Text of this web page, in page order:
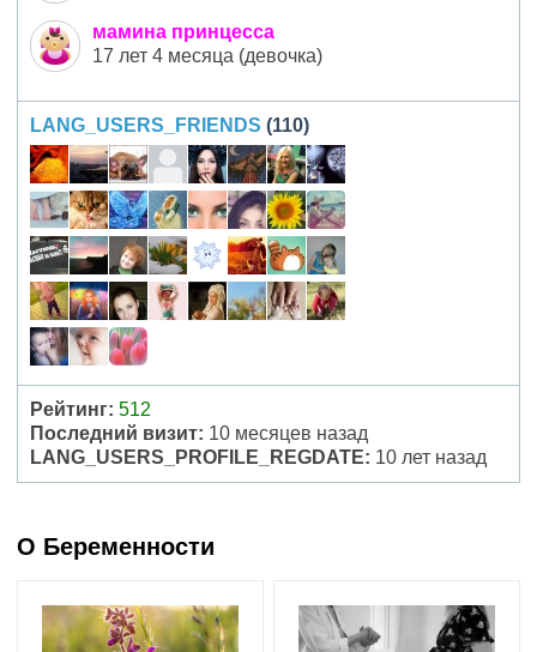
мамина принцесса
17 лет 4 месяца (девочка)
LANG_USERS_FRIENDS (110)
Рейтинг: 512
Последний визит: 10 месяцев назад
LANG_USERS_PROFILE_REGDATE: 10 лет назад
О Беременности